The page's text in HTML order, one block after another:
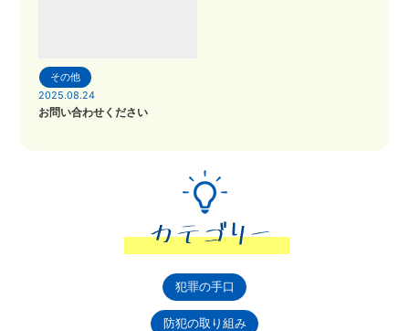
その他
2025.08.24
お問い合わせください
犯罪の手口
防犯の取り組み